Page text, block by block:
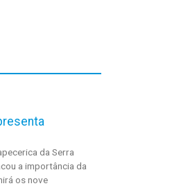
da Serra
a importância da
os nove